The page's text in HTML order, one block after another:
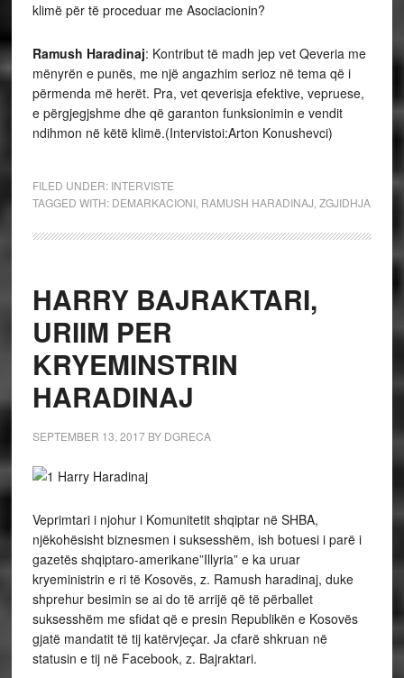
klimë për të proceduar me Asociacionin?
Ramush Haradinaj: Kontribut të madh jep vet Qeveria me
mënyrën e punës, me një angazhim serioz në tema që i
përmenda më herët. Pra, vet qeverisja efektive, vepruese,
e përgjegjshme dhe që garanton funksionimin e vendit
ndihmon në këtë klimë.(Intervistoi:Arton Konushevci)
FILED UNDER: INTERVISTE
TAGGED WITH: DEMARKACIONI, RAMUSH HARADINAJ ZGJIDHJA
HARRY BAJRAKTARI,
URIIM PER
KRYEMINSTRIN
HARADINAJ
SEPTEMBER 13, 2017BY DGRECA
Veprimtari i njohur i Komunitetit shqiptar në SHBA,
njëkohësisht biznesmen i suksesshëm, ish botuesi i parë i
gazetës shqiptaro-amerikane”Illyria” e ka uruar
kryeministrin e ri të Kosovës, z. Ramush haradinaj, duke
shprehur besimin se ai do të arrijë që të përballet
suksesshëm me sfidat që e presin Republikën e Kosovës
gjatë mandatit të tij katërvjeçar. Ja cfarë shkruan në
statusin e tij në Facebook, z. Bajraktari.